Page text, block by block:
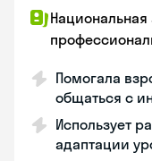
Помогала
общаться с
Использует
адаптации